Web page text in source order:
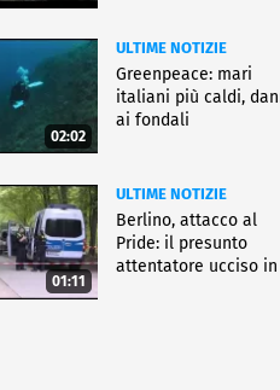
02:02
ULTIME NOTIZIE
Greenpeace: mari
italiani più caldi,
ai fondali
01:11
ULTIME NOTIZIE
Berlino, attacco al
Pride: il presunto
attentatore ucciso in